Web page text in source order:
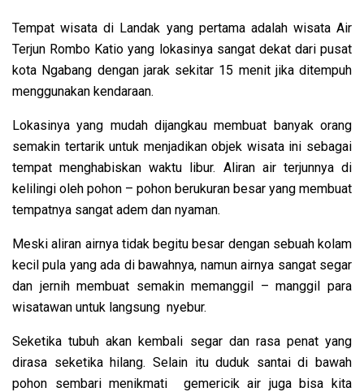
Tempat wisata di Landak yang pertama adalah wisata Air
Terjun Rombo Katio yang lokasinya sangat dekat dari pusat
kota Ngabang dengan jarak sekitar 15 menit jika ditempuh
menggunakan kendaraan.
Lokasinya yang mudah dijangkau membuat banyak orang
semakin tertarik untuk menjadikan objek wisata ini sebagai
tempat menghabiskan waktu libur. Aliran air terjunnya di
kelilingi oleh pohon – pohon berukuran besar yang membuat
tempatnya sangat adem dan nyaman.
Meski aliran airnya tidak begitu besar dengan sebuah kolam
kecil pula yang ada di bawahnya, namun airnya sangat segar
dan jernih membuat semakin memanggil – manggil para
wisatawan untuk langsung nyebur.
Seketika tubuh akan kembali segar dan rasa penat yang
dirasa seketika hilang. Selain itu duduk santai di bawah
pohon sembari menikmati gemericik air juga bisa kita